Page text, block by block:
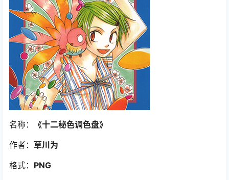
名称：
《十二秘色调色盘》
作者： 草川为
格式： PNG